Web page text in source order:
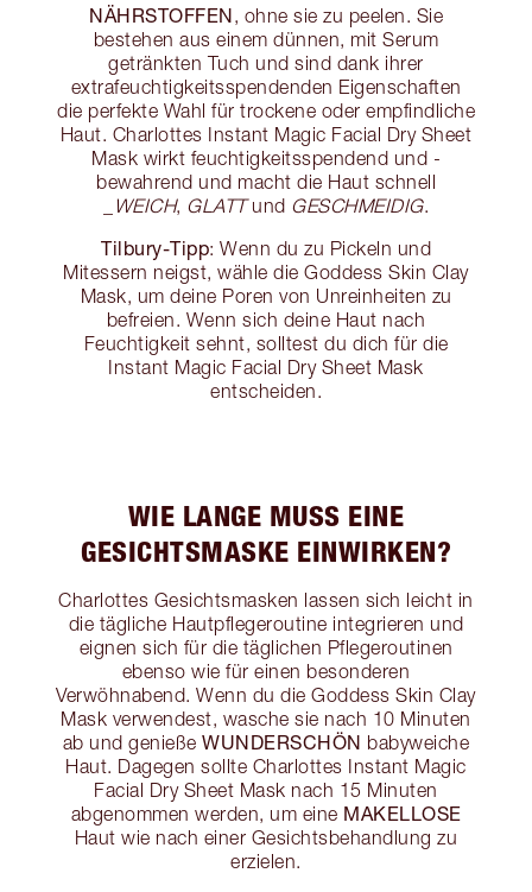
NÄHRSTOFFEN, ohne sie zu peelen. Sie
bestehen aus einem dünnen, mit Serum
getränkten Tuch und sind dank ihrer
extrafeuchtigkeitsspendenden Eigenschaften
die perfekte Wahl für trockene oder empfindliche
Haut. Charlottes Instant Magic Facial Dry Sheet
Mask wirkt feuchtigkeitsspendend und -
bewahrend und macht die Haut schnell
WEICH, GLATTund GESCHMEIDIG.
Tilbury-Tipp: Wenn du zu Pickeln und
Mitessern neigst, wähle die Goddess Skin Clay
Mask, um deine Poren von Unreinheiten zu
befreien. Wenn sich deine Haut nach
Feuchtigkeit sehnt, solltest du dich für die
Instant Magic Facial Dry Sheet Mask
entscheiden.
WIE LANGE MUSS EINE
GESICHTSMASKE EINWIRKEN?
Charlottes Gesichtsmasken lassen sich leicht in
die tägliche Hautpflegeroutine integrieren und
eignen sich für die täglichen Pflegeroutinen
ebenso wie für einen besonderen
Verwöhnabend. Wenn du die Goddess Skin Clay
Mask verwendest, wasche sie nach 10 Minuten
ab und genießeWUNDERSCHÖN babyweiche
Haut. Dagegen sollte Charlottes Instant Magic
Facial Dry Sheet Mask nach 15 Minuten
abgenommen werden, um eine MAKELLOSE
Haut wie nach einer Gesichtsbehandlung zu
erzielen.